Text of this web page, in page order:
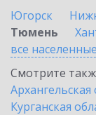
Югорск
Тюмень
все населенные
Смотрите
Архангельская
Курганская